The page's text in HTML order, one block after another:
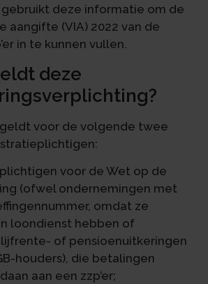
deze informatie om de
aangifte (VIA) 2022 van de
in te kunnen vullen.
deze
voor de volgende twee
voor de Wet op de
(ofwel ondernemingen met
omdat ze
loondienst hebben of
of pensioenuitkeringen
houders), die betalingen
aan een zzp’er;